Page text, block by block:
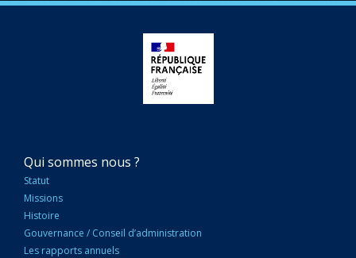
NAVIGATION
PRINCIPALE
Qui sommes nous ?
Statut
Missions
Histoire
Gouvernance / Conseil d’administration
Les rapports annuels